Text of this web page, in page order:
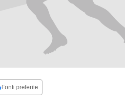
Fonti preferite